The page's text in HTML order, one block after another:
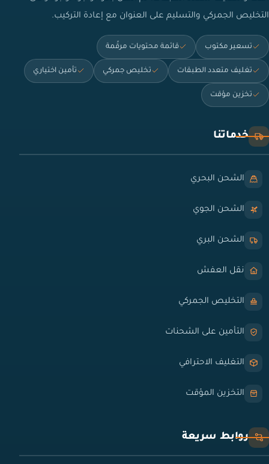
التخليص الجمركي والتسليم على العنوان مع إعادة التركيب.
تسعير مكتوب قائمة محتويات مرقّمة
تغليف متعدد الطبقات تخليص جمركي تأمين اختياري
تخزين مؤقت
خدماتنا
الشحن البحري
الشحن الجوي
الشحن البري
نقل العفش
التخليص الجمركي
التأمين على الشحنات
التغليف الاحترافي
التخزين المؤقت
روابط سريعة